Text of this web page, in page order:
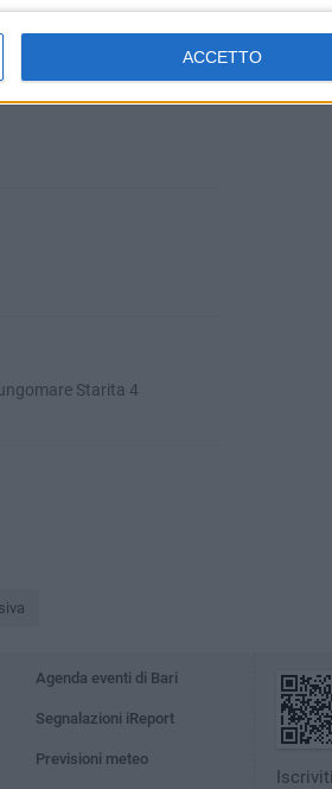
ACCETTO
Starita 4
Agenda eventi di Bari
Segnalazioni iReport
Previsioni meteo